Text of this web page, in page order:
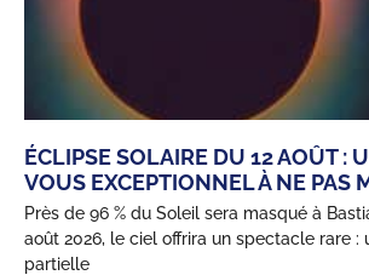
ÉCLIPSE SOLAIRE DU 12 AOÛT :
VOUS EXCEPTIONNEL À NE PAS
Près de 96 % du Soleil sera masqué à
août 2026, le ciel offrira un spectacle rare :
partielle